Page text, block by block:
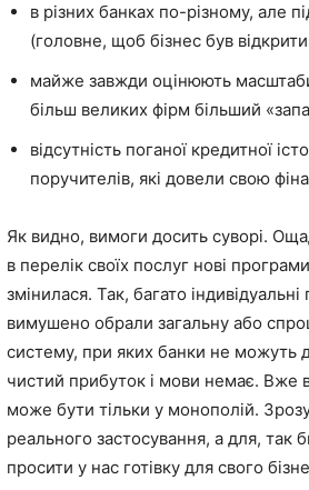
в різних банках по-різному, але
(головне, щоб бізнес був
майже завжди оцінюють
більш великих фірм більший
відсутність поганої кредитної
поручителів, які довели свою
Як видно, вимоги досить суворі.
в перелік своїх послуг нові
змінилася. Так, багато
вимушено обрали загальну або
систему, при яких банки не можуть
чистий прибуток і мови немає. Вже
може бути тільки у монополій.
реального застосування, а для,
просити у нас готівку для свого